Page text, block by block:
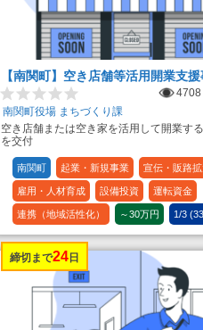
【南関町】空き店舗等活用開業支
4708
南関町役場 まちづくり課
空き店舗または空き家を活用して開業す
を交付
南関町 起業・新規事業 宣伝・販路
雇用・人材育成 設備投資 運転資金
連携（地域活性化） ～30万円 1/3
締切まで24 日